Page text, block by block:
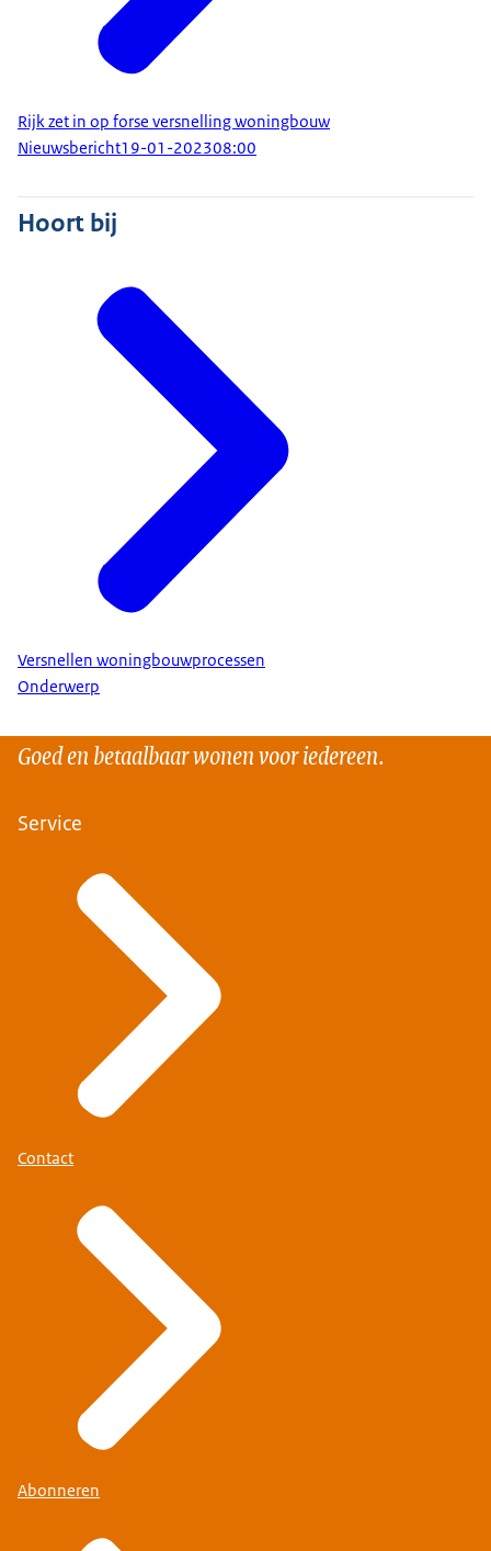
Rijk zet in op forse versnelling woningbouw
Nieuwsbericht19-01-202308:00
Hoort bij
Versnellen woningbouwprocessen
Onderwerp
Goed en betaalbaar wonen voor iedereen.
Service
Contact
Abonneren